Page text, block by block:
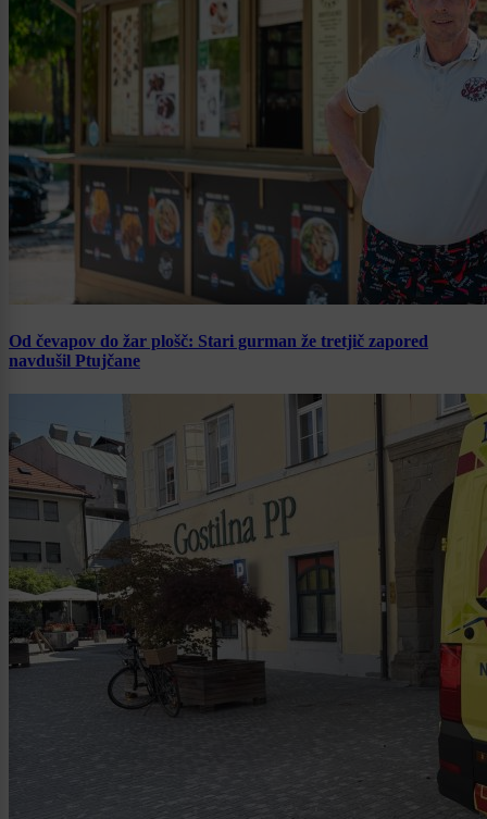
Od čevapov do žar plošč: Stari gurman že tretjič zapored
navdušil Ptujčane